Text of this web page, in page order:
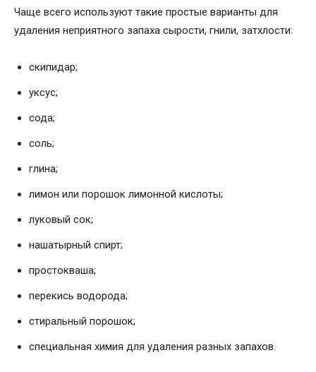
Чаще всего используют такие простые варианты для
удаления неприятного запаха сырости, гнили, затхлости:
скипидар;
уксус;
сода;
соль;
глина;
лимон или порошок лимонной кислоты;
луковый сок;
нашатырный спирт;
простокваша;
перекись водорода;
стиральный порошок;
специальная химия для удаления разных запахов.